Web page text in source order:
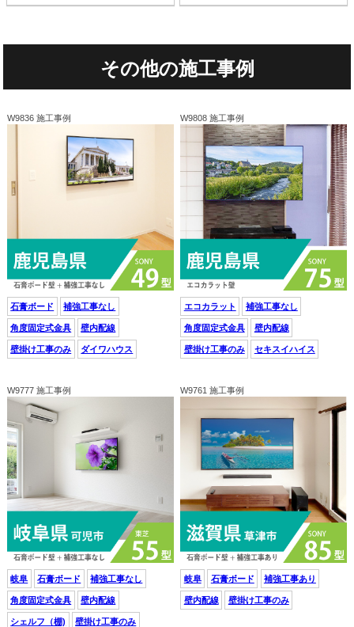
その他の施工事例
W9836 施工事例
石膏ボード 補強工事なし
角度固定式金具 壁内配線
壁掛け工事のみ ダイワハウス
W9808 施工事例
エコカラット 補強工事なし
角度固定式金具 壁内配線
壁掛け工事のみ セキスイハイス
W9777 施工事例
岐阜 石膏ボード 補強工事なし
角度固定式金具 壁内配線
シェルフ（棚) 壁掛け工事のみ
W9761 施工事例
岐阜 石膏ボード 補強工事あり
壁内配線 壁掛け工事のみ